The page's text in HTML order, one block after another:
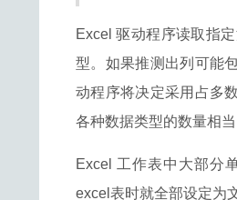
Excel 驱动程序读取指
型。如果推测出列可能
动程序将决定采用占多
各种数据类型的数量相
Excel 工作表中大部分
excel表时就全部设定为